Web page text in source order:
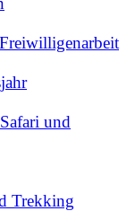
und
Trekking